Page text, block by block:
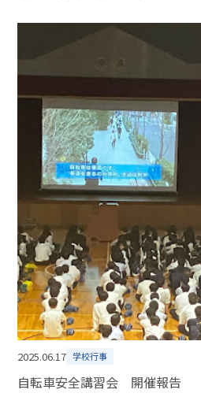
2025.06.17 学校行事
自転車安全講習会 開催報告